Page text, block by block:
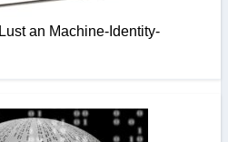
an Machine-Identity-